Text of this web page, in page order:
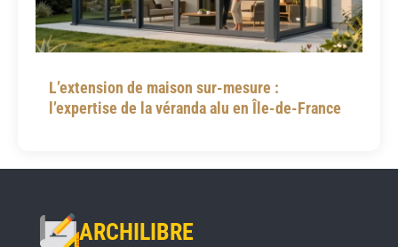
L’extension de maison sur-mesure :
l’expertise de la véranda alu en Île-de-France
ARCHILIBRE